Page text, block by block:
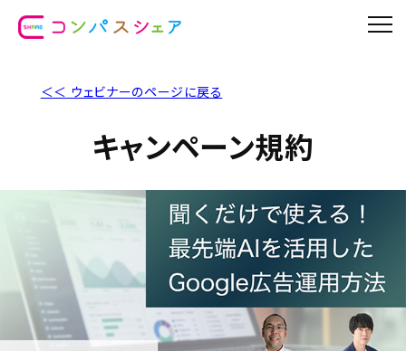
＜＜ ウェビナーのページに戻る
キャンペーン規約